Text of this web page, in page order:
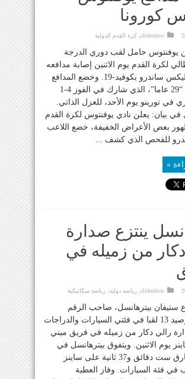
كورونا
slideshow كرة القدم الدولية
يوفنتوس حامل لقب دوري الدرجة
لكرة القدم يوم الاثنين إصابة مدافعه
البرازيلي اليكس ساندرو بكوفيد-19. وخضع المدافع
البالغ عمره “29 عاما”، الذي شارك في الفوز 4-1
في تورينو يوم الأحد، للعزل الذاتي.
في بيان: يعلن نادي يوفنتوس لكرة القدم
بعض الأعراض الخفيفة، خضع اللاعب
للفحص الذي كشف ...
»
ينتزع صدارة
من زميله في
slideshow رياضة دولية رياضة ميكانيكية
ستيفان بيترهانسل، صاحب الرقم
القياسي برصيد 13 لقبا في فئتي السيارات والدراجات
رالي دكار من زميله في فريق ميني
يوم الاثنين. ويتفوق بيترهانسل في
الصدارة بفارق ست دقائق و37 ثانية على ساينز
في فئة السيارات. وفاز العطية